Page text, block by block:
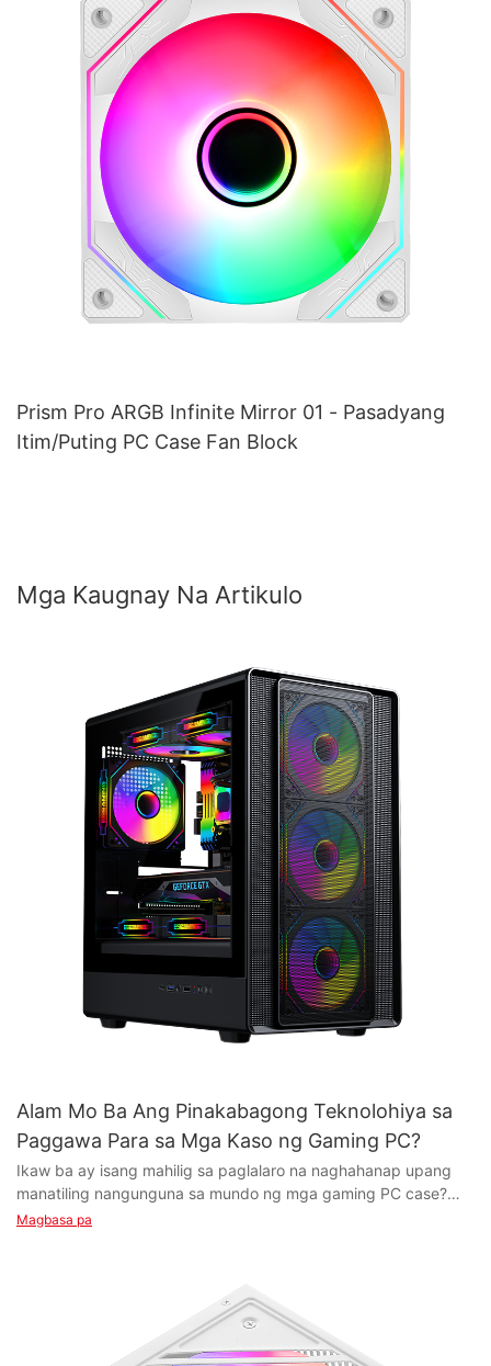
Prism Pro ARGB Infinite Mirror 01 - Pasadyang
Itim/Puting PC Case Fan Block
Mga Kaugnay Na Artikulo
Alam Mo Ba Ang Pinakabagong Teknolohiya sa
Paggawa Para sa Mga Kaso ng Gaming PC?
Ikaw ba ay isang mahilig sa paglalaro na naghahanap upang
manatiling nangunguna sa mundo ng mga gaming PC case?
Huwag nang tumingin pa! Sa artikulong ito, tutuklasin namin
RGB lighting at higit pa, tuklasin kung paano dinadala ng mga
makabagong teknolohiyang ito ang mga gaming setup sa
susunod na antas. Manatiling may kaalaman at itaas ang iyong
Magbasa pa